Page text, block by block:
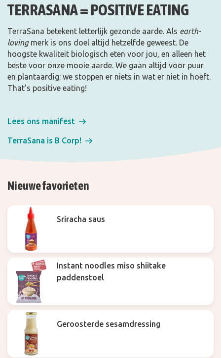
TERRASANA = POSITIVE EATING
TerraSana betekent letterlijk gezonde aarde. Als earth-
lovingmerk is ons doel altijd hetzelfde geweest. De
hoogste kwaliteit biologisch eten voor jou, en alleen het
beste voor onze mooie aarde. We gaan altijd voor puur
en plantaardig: we stoppen er niets in wat er niet in hoeft.
That’s positive eating!
Lees ons manifest
TerraSana is B Corp!
Nieuwe favorieten
Sriracha saus
Instant noodles miso shiitake
paddenstoel
Geroosterde sesamdressing